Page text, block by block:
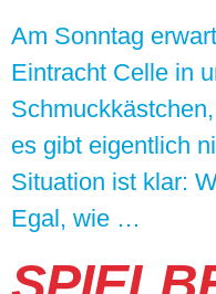
Am Sonntag
Eintracht Celle in
es gibt eigentlich
Situation ist klar:
Egal, wie …